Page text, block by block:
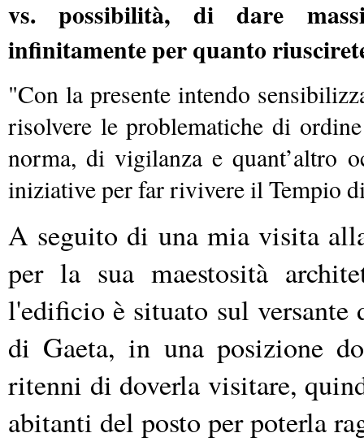
vs. possibilità, di dare
infinitamente per quanto
"Con la presente intendo
risolvere le problematiche di
norma, di vigilanza e quant’altro
iniziative per far rivivere il Tempio
A seguito di una mia visita
per la sua maestosità
l'edificio è situato sul
di Gaeta, in una posizione
ritenni di doverla visitare,
abitanti del posto per poterla